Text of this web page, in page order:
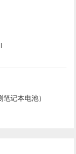
记本电池）